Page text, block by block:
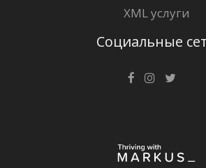
XML услуги
Социальные